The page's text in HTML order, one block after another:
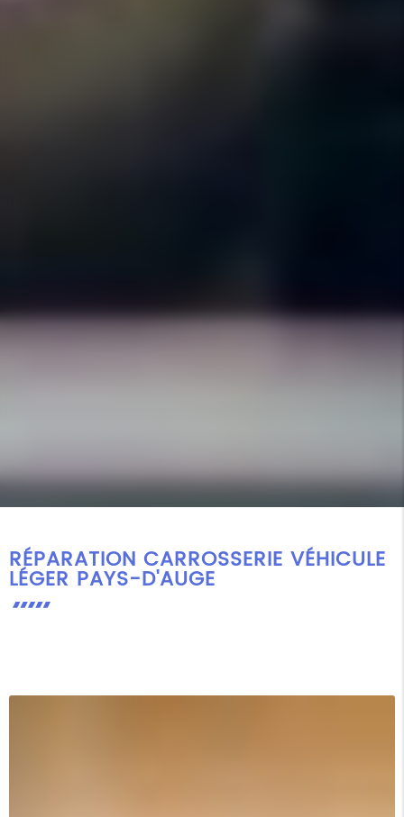
RÉPARATION CARROSSERIE VÉHICULE
LÉGER PAYS-D'AUGE